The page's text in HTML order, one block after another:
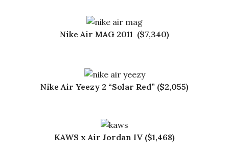
Nike Air MAG 2011 ($7,340)
Nike Air Yeezy 2 “Solar Red” ($2,055)
KAWS x Air Jordan IV ($1,468)